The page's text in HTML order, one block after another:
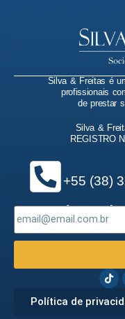
Silva & Freitas é
profissionais
de prestar
Silva &
REGISTRO
+55 (38)
Quer saber
Política de